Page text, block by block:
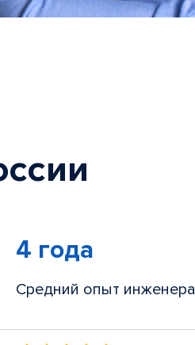
4 года
Средний опыт инженера